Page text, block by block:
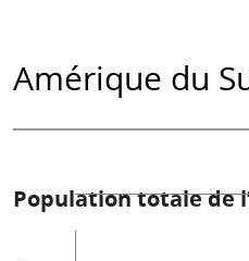
Amérique du
Population totale de